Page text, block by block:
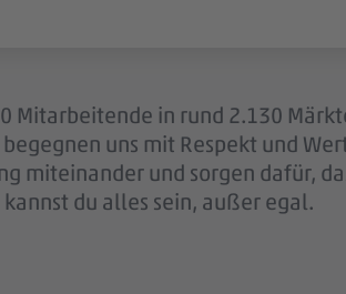
Mitarbeitende in rund 2.130
uns mit Respekt und
miteinander und sorgen dafür,
du alles sein, außer egal.